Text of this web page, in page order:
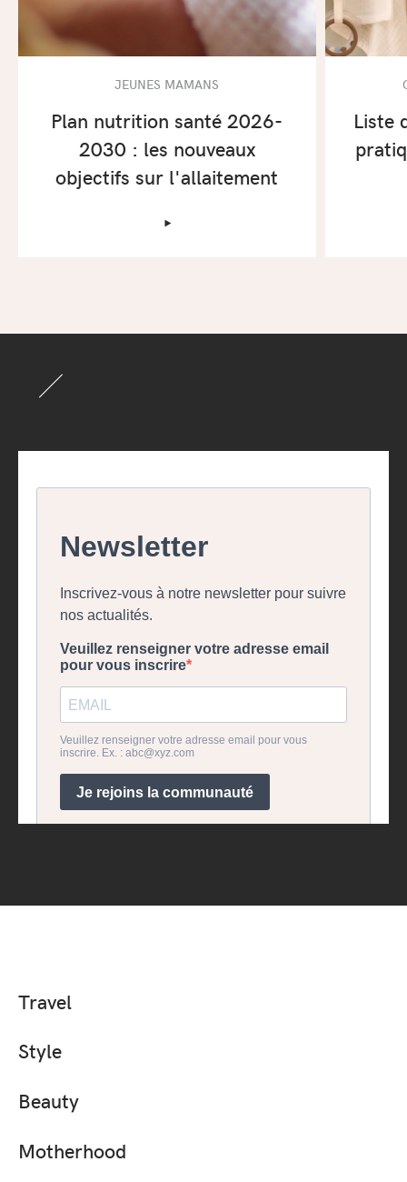
JEUNES MAMANS
Plan nutrition santé 2026-
2030 : les nouveaux
objectifs sur l'allaitement
‣
Liste
Travel
Style
Beauty
Motherhood